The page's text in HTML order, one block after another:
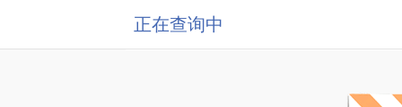
正在查询中